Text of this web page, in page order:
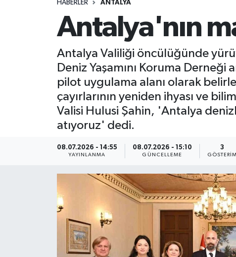
HABERLER ANTALYA
Antalya'nın
Antalya Valiliği öncülüğünde
Deniz Yaşamını Koruma
pilot uygulama alanı olarak
çayırlarının yeniden ihyası ve
Valisi Hulusi Şahin, 'Antalya
atıyoruz' dedi.
08.07.2026 - 14:55
YAYINLANMA
08.07.2026 - 15:10
GÜNCELLEME
3
GÖSTERIM